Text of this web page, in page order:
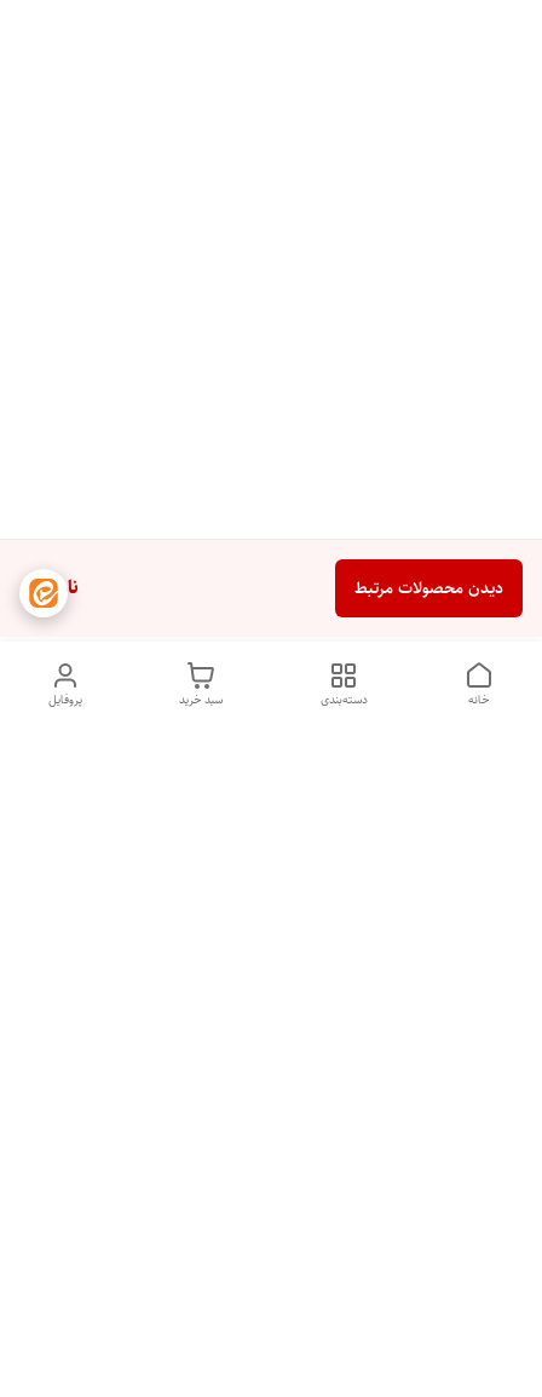
ناموجود دیدن محصولات مرتبط
پروفایل سبد خرید دسته‌بندی خانه